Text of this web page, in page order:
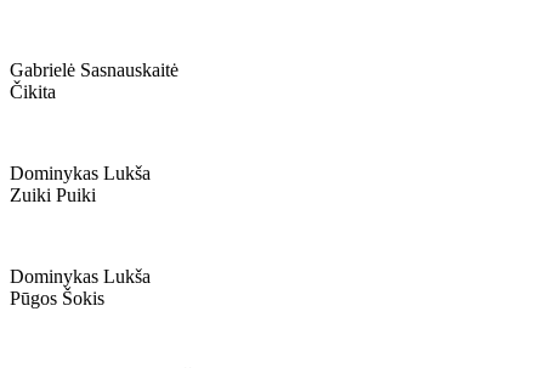
Gabrielė Sasnauskaitė
Čikita
Dominykas Lukša
Zuiki Puiki
Dominykas Lukša
Pūgos Šokis